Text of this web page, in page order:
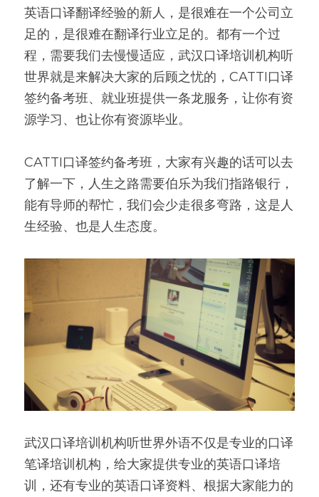
英语口译翻译经验的新人，是很难在一个公司立
足的，是很难在翻译行业立足的。都有一个过
程，需要我们去慢慢适应，武汉口译培训机构听
世界就是来解决大家的后顾之忧的，CATTI口译
签约备考班、就业班提供一条龙服务，让你有资
源学习、也让你有资源毕业。
CATTI口译签约备考班，大家有兴趣的话可以去
了解一下，人生之路需要伯乐为我们指路银行，
能有导师的帮忙，我们会少走很多弯路，这是人
生经验、也是人生态度。
武汉口译培训机构听世界外语不仅是专业的口译
笔译培训机构，给大家提供专业的英语口译培
训，还有专业的英语口译资料、根据大家能力的